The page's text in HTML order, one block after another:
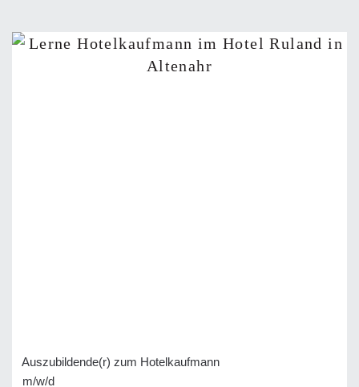
Auszubildende(r) zum Hotelkaufmann
m/w/d